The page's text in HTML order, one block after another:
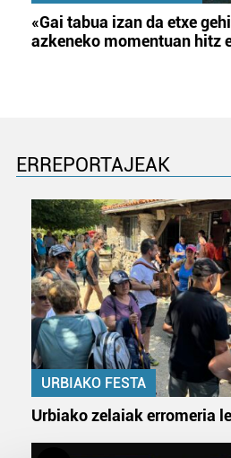
«Gai tabua izan da etxe
azkeneko momentuan hitz
ERREPORTAJEAK
URBIAKO FESTA
Urbiako zelaiak erromeria